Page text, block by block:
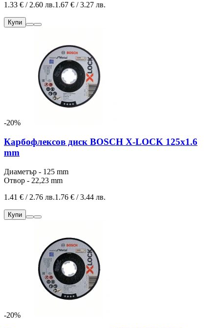
1.33 € / 2.60 лв.1.67 € / 3.27 лв.
Купи
-20%
Карбофлексов диск BOSCH X-LOCK 125x1.6
mm
Диаметър - 125 mm
Отвор - 22,23 mm
1.41 € / 2.76 лв.1.76 € / 3.44 лв.
Купи
-20%